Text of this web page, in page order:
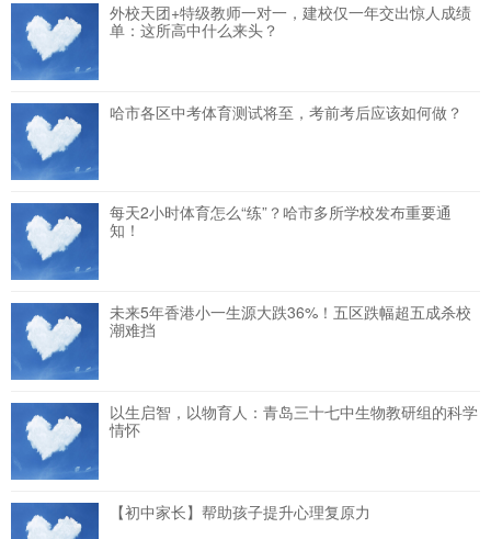
外校天团+特级教师一对一，建校仅一年交出惊人成绩
单：这所高中什么来头？
哈市各区中考体育测试将至，考前考后应该如何做？
每天2小时体育怎么“练”？哈市多所学校发布重要通
知！
未来5年香港小一生源大跌36%！五区跌幅超五成杀校
潮难挡
以生启智，以物育人：青岛三十七中生物教研组的科学
情怀
【初中家长】帮助孩子提升心理复原力